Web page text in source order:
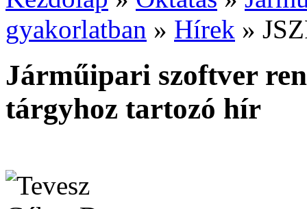
gyakorlatban » Hírek »
Járműipari szoftver
tárgyhoz tartozó hír